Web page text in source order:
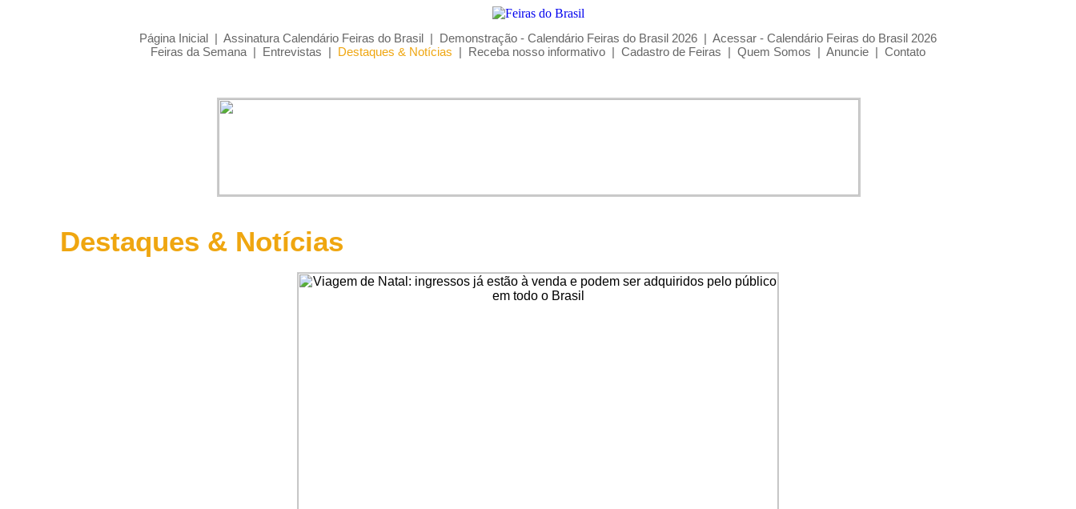
Página Inicial | Assinatura Calendário Feiras do Brasil | Demonstração - Calendário Feiras do Brasil 2026 | Acessar - Calendário Feiras do Brasil 2026
Feiras da Semana | Entrevistas | Destaques & Notícias | Receba nosso informativo | Cadastro de Feiras | Quem Somos | Anuncie | Contato
Destaques & Notícias